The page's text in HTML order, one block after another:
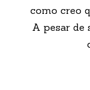
como creo
A pesar de